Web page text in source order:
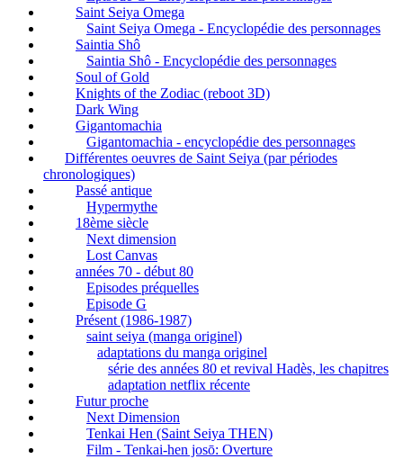
Saint Seiya Omega
Saint Seiya Omega - Encyclopédie des personnages
Saintia Shô
Saintia Shô - Encyclopédie des personnages
Soul of Gold
Knights of the Zodiac (reboot 3D)
Dark Wing
Gigantomachia
Gigantomachia - encyclopédie des personnages
Différentes oeuvres de Saint Seiya (par périodes
chronologiques)
Passé antique
Hypermythe
18ème siècle
Next dimension
Lost Canvas
années 70 - début 80
Episodes préquelles
Episode G
Présent (1986-1987)
saint seiya (manga originel)
adaptations du manga originel
série des années 80 et revival Hadès, les chapitres
adaptation netflix récente
Futur proche
Next Dimension
Tenkai Hen (Saint Seiya THEN)
Film - Tenkai-hen josō: Overture